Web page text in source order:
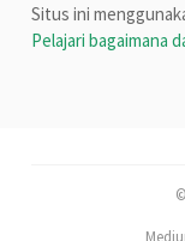
Situs ini
Pelajari bagaimana